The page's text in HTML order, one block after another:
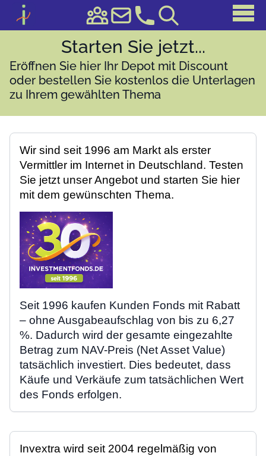
Starten Sie jetzt...
Eröffnen Sie hier Ihr Depot mit Discount
oder bestellen Sie kostenlos die Unterlagen
zu Ihrem gewählten Thema
Wir sind seit 1996 am Markt als erster
Vermittler im Internet in Deutschland. Testen
Sie jetzt unser Angebot und starten Sie hier
mit dem gewünschten Thema.
Seit 1996 kaufen Kunden Fonds mit Rabatt
– ohne Ausgabeaufschlag von bis zu 6,27
%. Dadurch wird der gesamte eingezahlte
Betrag zum NAV-Preis (Net Asset Value)
tatsächlich investiert. Dies bedeutet, dass
Käufe und Verkäufe zum tatsächlichen Wert
des Fonds erfolgen.
Invextra wird seit 2004 regelmäßig von